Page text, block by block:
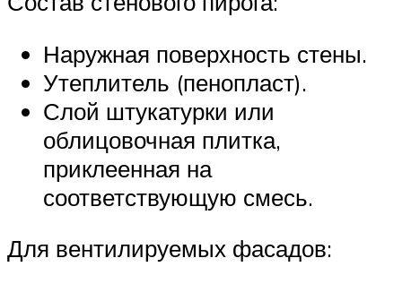
Наружная поверхность стены.
Утеплитель (пенопласт).
Слой штукатурки или
облицовочная плитка,
приклеенная на
соответствующую смесь.
Для вентилируемых фасадов: